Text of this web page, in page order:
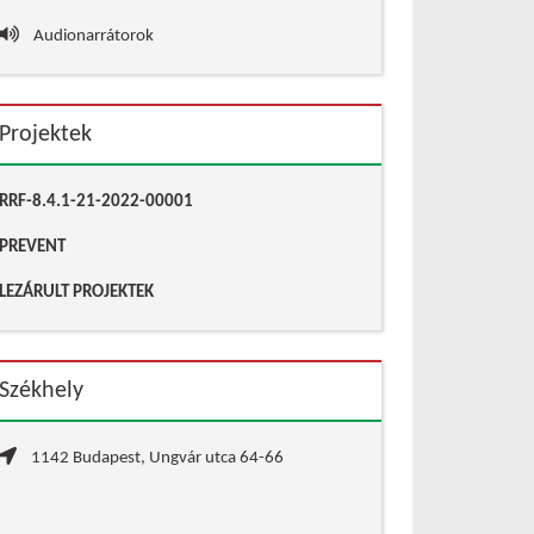
Audionarrátorok
Projektek
RRF-8.4.1-21-2022-00001
PREVENT
LEZÁRULT PROJEKTEK
Székhely
1142 Budapest, Ungvár utca 64-66